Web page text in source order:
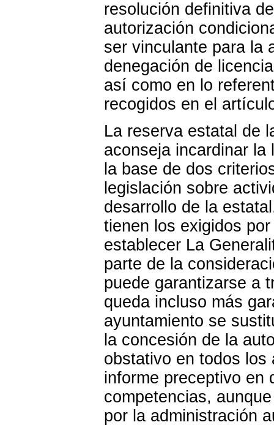
resolución definitiva
autorización
ser vinculante para la
denegación de
así como en lo
recogidos en el
La reserva estatal de
aconseja incardinar
la base de dos
legislación sobre
desarrollo de la
tienen los exigidos
establecer La
parte de la
puede garantizarse a
queda incluso más
ayuntamiento se
la concesión de la
obstativo en todos los
informe preceptivo en
competencias,
por la administración